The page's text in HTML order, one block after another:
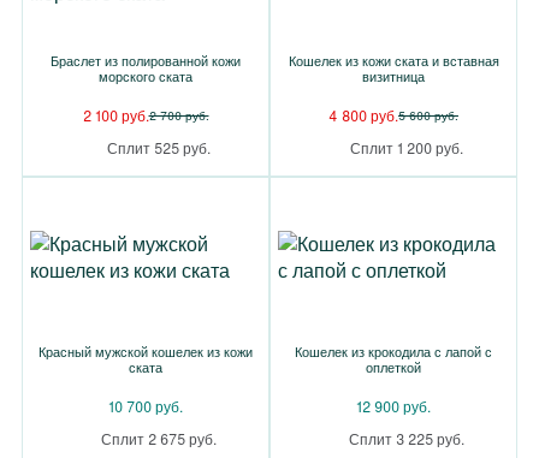
Браслет из полированной кожи
морского ската
2 100 руб.2 700 руб.
Сплит 525 руб.
Кошелек из кожи ската и вставная
визитница
4 800 руб.5 600 руб.
Сплит 1 200 руб.
Красный мужской кошелек из кожи
ската
10 700 руб.
Сплит 2 675 руб.
Кошелек из крокодила с лапой с
оплеткой
12 900 руб.
Сплит 3 225 руб.